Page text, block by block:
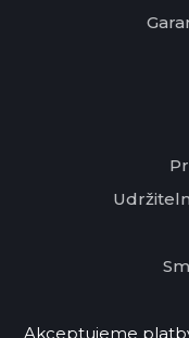
Akceptujeme